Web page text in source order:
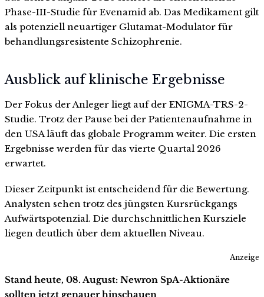
Phase-III-Studie für Evenamid ab. Das Medikament gilt
als potenziell neuartiger Glutamat-Modulator für
behandlungsresistente Schizophrenie.
Ausblick auf klinische Ergebnisse
Der Fokus der Anleger liegt auf der ENIGMA-TRS-2-
Studie. Trotz der Pause bei der Patientenaufnahme in
den USA läuft das globale Programm weiter. Die ersten
Ergebnisse werden für das vierte Quartal 2026
erwartet.
Dieser Zeitpunkt ist entscheidend für die Bewertung.
Analysten sehen trotz des jüngsten Kursrückgangs
Aufwärtspotenzial. Die durchschnittlichen Kursziele
liegen deutlich über dem aktuellen Niveau.
Anzeige
Stand heute, 08. August: Newron SpA-Aktionäre
sollten jetzt genauer hinschauen